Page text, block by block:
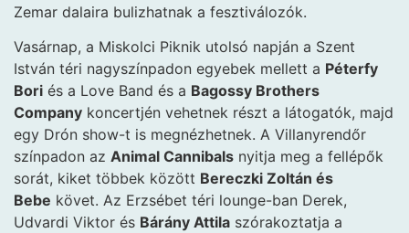
Zemar dalaira bulizhatnak a fesztiválozók.
Vasárnap, a Miskolci Piknik utolsó napján a Szent
István téri nagyszínpadon egyebek mellett a Péterfy
Bori és a Love Band és a Bagossy Brothers
Company koncertjén vehetnek részt a látogatók, majd
egy Drón show-t is megnézhetnek. A Villanyrendőr
színpadon az Animal Cannibals nyitja meg a fellépők
sorát, kiket többek között Bereczki Zoltán és
Bebe követ. Az Erzsébet téri lounge-ban Derek,
Udvardi Viktor és Bárány Attila szórakoztatja a